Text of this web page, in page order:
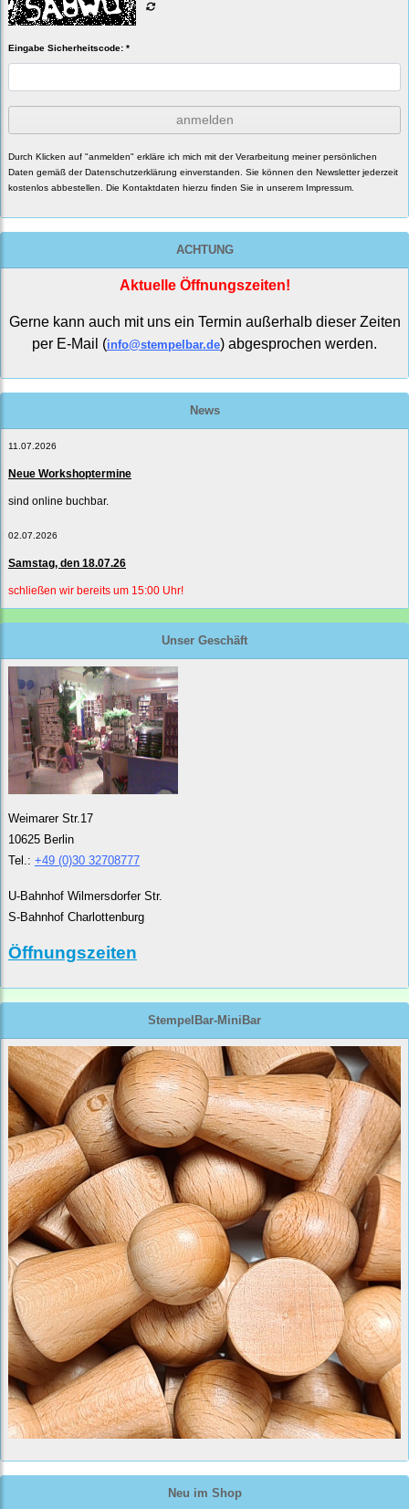
Eingabe Sicherheitscode: *
anmelden
Durch Klicken auf "anmelden" erkläre ich mich mit der Verarbeitung meiner persönlichen
Daten gemäß der Datenschutzerklärung einverstanden. Sie können den Newsletter jederzeit
kostenlos abbestellen. Die Kontaktdaten hierzu finden Sie in unserem Impressum.
ACHTUNG
Aktuelle Öffnungszeiten!
Gerne kann auch mit uns ein Termin außerhalb dieser Zeiten
per E-Mail (info@stempelbar.de) abgesprochen werden.
News
11.07.2026
Neue Workshoptermine
sind online buchbar.
02.07.2026
Samstag, den 18.07.26
schließen wir bereits um 15:00 Uhr!
Unser Geschäft
Weimarer Str.17
10625 Berlin
Tel.: +49 (0)30 32708777
U-Bahnhof Wilmersdorfer Str.
S-Bahnhof Charlottenburg
Öffnungszeiten
StempelBar-MiniBar
Neu im Shop